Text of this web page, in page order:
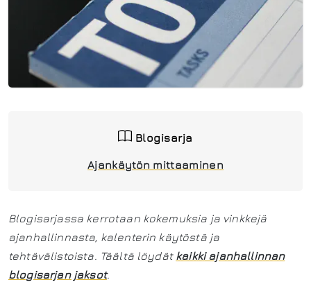
Blogisarja
Ajankäytön mittaaminen
Blogisarjassa kerrotaan kokemuksia ja vinkkejä
ajanhallinnasta, kalenterin käytöstä ja
tehtävälistoista. Täältä löydät kaikki ajanhallinnan
blogisarjan jaksot.